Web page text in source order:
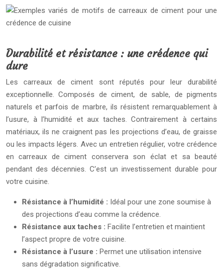
Durabilité et résistance : une crédence qui
dure
Les carreaux de ciment sont réputés pour leur durabilité
exceptionnelle. Composés de ciment, de sable, de pigments
naturels et parfois de marbre, ils résistent remarquablement à
l’usure, à l’humidité et aux taches. Contrairement à certains
matériaux, ils ne craignent pas les projections d’eau, de graisse
ou les impacts légers. Avec un entretien régulier, votre crédence
en carreaux de ciment conservera son éclat et sa beauté
pendant des décennies. C’est un investissement durable pour
votre cuisine.
Résistance à l’humidité : Idéal pour une zone soumise à
des projections d’eau comme la crédence.
Résistance aux taches : Facilite l’entretien et maintient
l’aspect propre de votre cuisine.
Résistance à l’usure : Permet une utilisation intensive
sans dégradation significative.